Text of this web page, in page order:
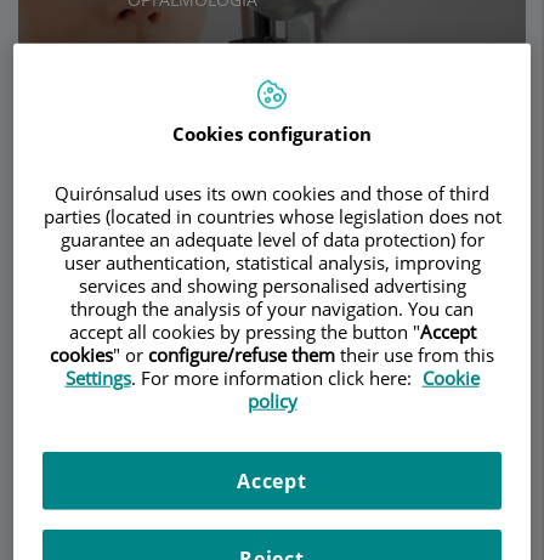
DescripciónServiciosEquipoContactoHorario
Pedir cita
Orto-K
Ortoqueratologíau Orto-k es la modificación
programada de la forma de la córnea, la primera
la miopía. La Orto-k se realiza con lentillas
especiales que se usan mientras se duerme y
permiten una visión nítida y libre durante el día.
Cookies configuration
Quirónsalud uses its own cookies and those of third
parties (located in countries whose legislation does not
guarantee an adequate level of data protection) for
user authentication, statistical analysis, improving
services and showing personalised advertising
through the analysis of your navigation. You can
accept all cookies by pressing the button "Accept
cookies" or configure/refuse them their use from this
Settings. For more information click here: Cookie
policy
Accept